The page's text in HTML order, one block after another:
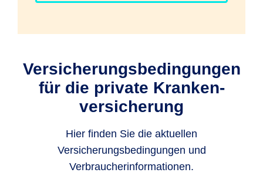
Versicherungs­bedin­gun­gen
für die private Kranken­
versicherung
Hier finden Sie die aktuellen
Versicherungsbedingungen und
Verbraucherinformationen.